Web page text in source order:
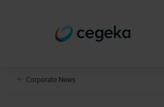
Corporate News